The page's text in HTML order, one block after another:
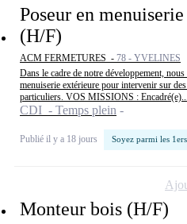
Poseur en
(H/F)
ACM FERMETURES - 78 - YVELINES
Dans le cadre de notre développement,
menuiserie extérieure pour intervenir sur
particuliers. VOS MISSIONS : Encadré(e)...
CDI - Temps plein
Publié il y a 18 jours Soyez parmi les
Monteur bois (H/F)